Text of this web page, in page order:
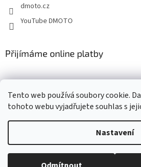
Tento web používá soubory cookie.
tohoto webu vyjadřujete souhlas s
Nastavení
dmoto.cz
YouTube DMOTO
Přijímáme online platby
Vytvořil